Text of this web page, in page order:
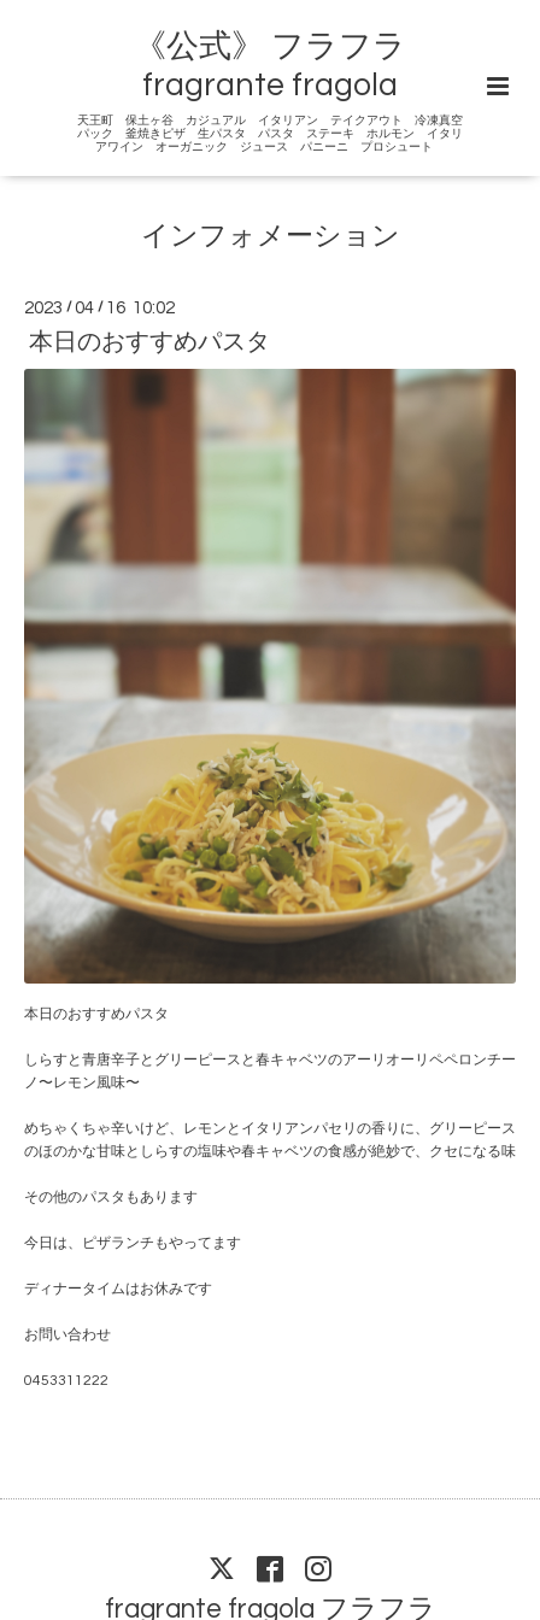
《公式》 フラフラ
fragrante fragola
天王町 保土ヶ谷 カジュアル イタリアン テイクアウト 冷凍真空
パック 釜焼きピザ 生パスタ パスタ ステーキ ホルモン イタリ
アワイン オーガニック ジュース パニーニ プロシュート
インフォメーション
2023 /04 / 16 10:02
本日のおすすめパスタ
本日のおすすめパスタ
しらすと青唐辛子とグリーピースと春キャベツのアーリオーリペペロンチー
ノ〜レモン風味〜
めちゃくちゃ辛いけど、レモンとイタリアンパセリの香りに、グリーピース
のほのかな甘味としらすの塩味や春キャベツの食感が絶妙で、クセになる味
その他のパスタもあります
今日は、ピザランチもやってます
ディナータイムはお休みです
お問い合わせ
0453311222
fragrante fragola フラフラ